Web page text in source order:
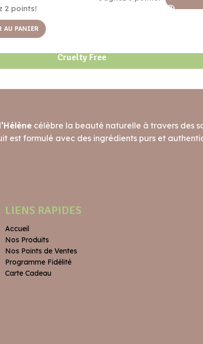
2 points!
AU PANIER
Cruelty Free
célèbre la beauté naturelle à travers des
est formulé avec des ingrédients purs et
LIENS RAPIDES
Accueil
Nos Produits
Nos Points de Ventes
Programme Fidélité
Carte Cadeau